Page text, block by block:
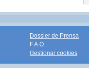
Dossier de Prensa
F.A.Q.
Gestionar cookies